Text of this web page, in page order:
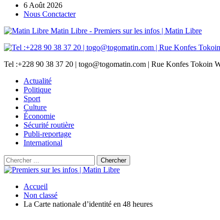
6 Août 2026
Nous Conctacter
Matin Libre - Premiers sur les infos | Matin Libre
Tel :+228 90 38 37 20 | togo@togomatin.com | Rue Konfes Tokoin
Actualité
Politique
Sport
Culture
Économie
Sécurité routière
Publi-reportage
International
Accueil
Non classé
La Carte nationale d’identité en 48 heures